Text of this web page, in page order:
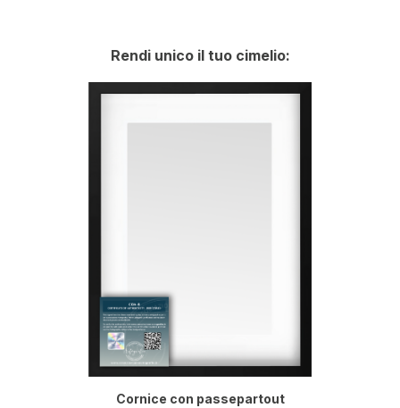
Rendi unico il tuo cimelio:
Cornice con passepartout